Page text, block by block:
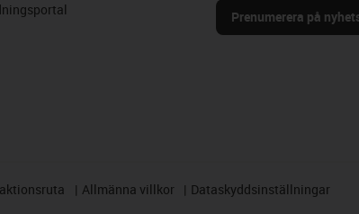
Prenumerera på
Allmänna villkor Dataskyddsinställningar